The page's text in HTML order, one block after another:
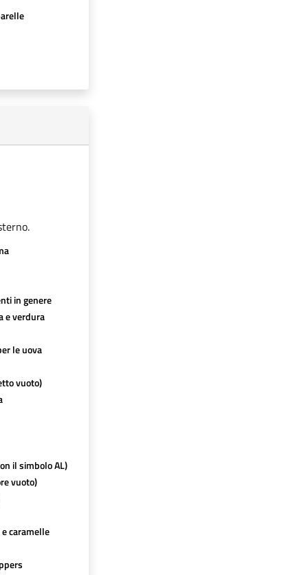
in genere
e verdura
le uova
vuoto)
il simbolo AL)
vuoto)
caramelle